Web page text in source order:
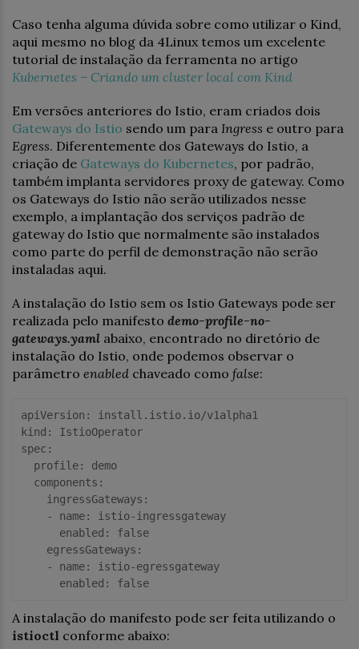
Caso tenha alguma dúvida sobre como utilizar o Kind,
aqui mesmo no blog da 4Linux temos um excelente
tutorial de instalação da ferramenta no artigo
Kubernetes – Criando um cluster local com Kind
Em versões anteriores do Istio, eram criados dois
Gateways do Istio sendo um para Ingress e outro para
Egress. Diferentemente dos Gateways do Istio, a
criação de Gateways do Kubernetes, por padrão,
também implanta servidores proxy de gateway. Como
os Gateways do Istio não serão utilizados nesse
exemplo, a implantação dos serviços padrão de
gateway do Istio que normalmente são instalados
como parte do perfil de demonstração não serão
instaladas aqui.
A instalação do Istio sem os Istio Gateways pode ser
realizada pelo manifesto demo-profile-no-
gateways.yaml abaixo, encontrado no diretório de
instalação do Istio, onde podemos observar o
parâmetro enabled chaveado como false:
apiVersion:
kind:
spec:
  profile:
  components:
    ingressGateways:
    - name:
      enabled:
false
    egressGateways:
    - name:
      enabled:
false
A instalação do manifesto pode ser feita utilizando o
istioctl conforme abaixo: